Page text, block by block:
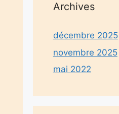
Archives
décembre 2025
novembre 2025
mai 2022